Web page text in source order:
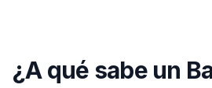
¿A qué sabe un